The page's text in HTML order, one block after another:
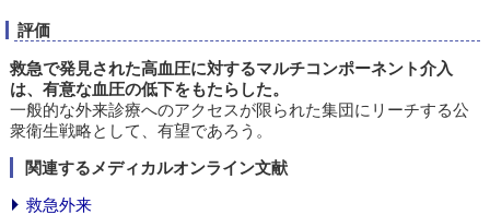
評価
救急で発見された高血圧に対するマルチコンポーネント介入
は、有意な血圧の低下をもたらした。
一般的な外来診療へのアクセスが限られた集団にリーチする公
衆衛生戦略として、有望であろう。
関連するメディカルオンライン文献
救急外来